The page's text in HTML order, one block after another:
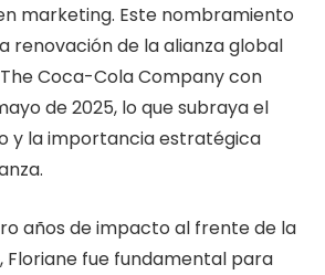
marketing. Este nombramiento
renovación de la alianza global
Coca-Cola Company con
de 2025, lo que subraya el
y la importancia estratégica
años de impacto al frente de la
Floriane fue fundamental para